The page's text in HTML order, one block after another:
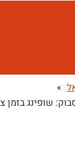
»
שופינג בזמן